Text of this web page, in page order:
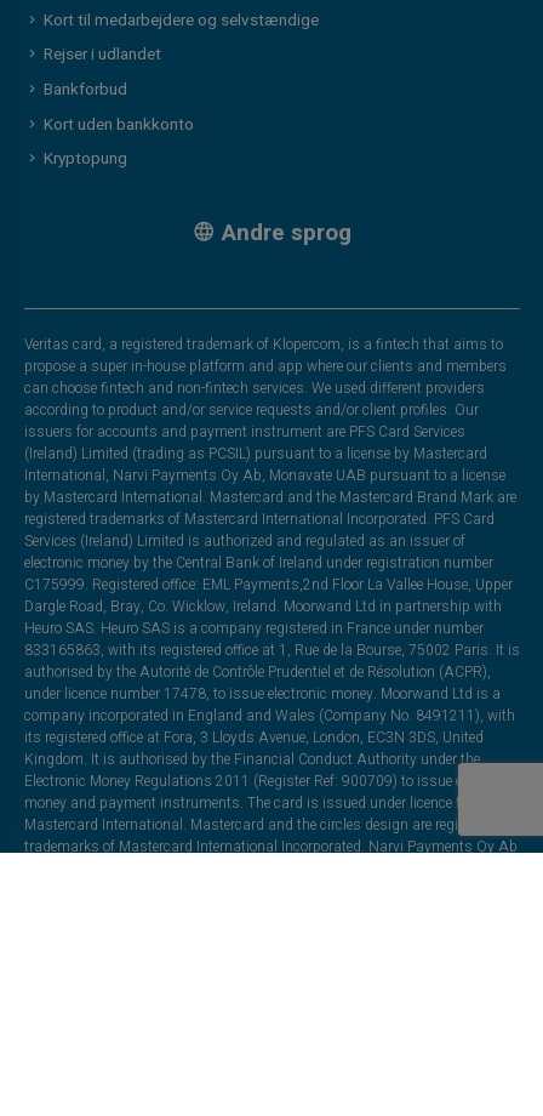
Kort til medarbejdere og selvstændige
Rejser i udlandet
Bankforbud
Kort uden bankkonto
Kryptopung
Andre sprog
Veritas card, a registered trademark of Klopercom, is a fintech that aims to
propose a super in-house platform and app where our clients and members
can choose fintech and non-fintech services. We used different providers
according to product and/or service requests and/or client profiles. Our
issuers for accounts and payment instrument are PFS Card Services
(Ireland) Limited (trading as PCSIL) pursuant to a license by Mastercard
International, Narvi Payments Oy Ab, Monavate UAB pursuant to a license
by Mastercard International. Mastercard and the Mastercard Brand Mark are
registered trademarks of Mastercard International Incorporated. PFS Card
Services (Ireland) Limited is authorized and regulated as an issuer of
electronic money by the Central Bank of Ireland under registration number
C175999. Registered office: EML Payments,2nd Floor La Vallee House, Upper
Dargle Road, Bray, Co. Wicklow, Ireland. Moorwand Ltd in partnership with
Heuro SAS. Heuro SAS is a company registered in France under number
833165863, with its registered office at 1, Rue de la Bourse, 75002 Paris. It is
authorised by the Autorité de Contrôle Prudentiel et de Résolution (ACPR),
under licence number 17478, to issue electronic money. Moorwand Ltd is a
company incorporated in England and Wales (Company No. 8491211), with
its registered office at Fora, 3 Lloyds Avenue, London, EC3N 3DS, United
Kingdom. It is authorised by the Financial Conduct Authority under the
Electronic Money Regulations 2011 (Register Ref: 900709) to issue electronic
money and payment instruments. The card is issued under licence from
Mastercard International. Mastercard and the circles design are registered
trademarks of Mastercard International Incorporated. Narvi Payments Oy Ab